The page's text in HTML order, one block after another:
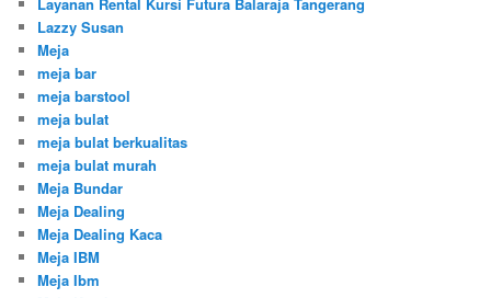
Lazzy Susan
Meja
meja bar
meja barstool
meja bulat
meja bulat berkualitas
meja bulat murah
Meja Bundar
Meja Dealing
Meja Dealing Kaca
Meja IBM
Meja Ibm